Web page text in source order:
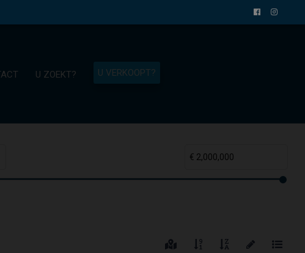
U ZOEKT? U VERKOOPT?